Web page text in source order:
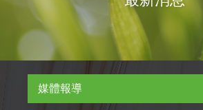
媒體報導